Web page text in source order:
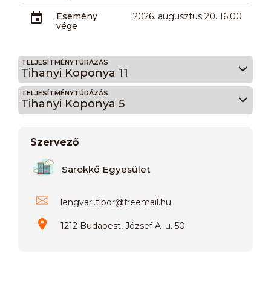
Esemény
vége
2026. augusztus 20. 16:00
TELJESÍTMÉNYTÚRÁZÁS
Tihanyi Koponya 11
TELJESÍTMÉNYTÚRÁZÁS
Tihanyi Koponya 5
Szervező
Sarokkő Egyesület
lengvari.tibor@freemail.hu
1212 Budapest, József A. u. 50.